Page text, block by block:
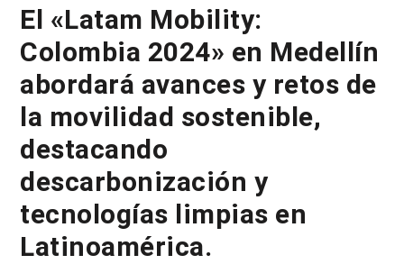
El «Latam Mobility:
Colombia 2024» en Medellín
abordará avances y retos de
la movilidad sostenible,
destacando
descarbonización y
tecnologías limpias en
Latinoamérica.